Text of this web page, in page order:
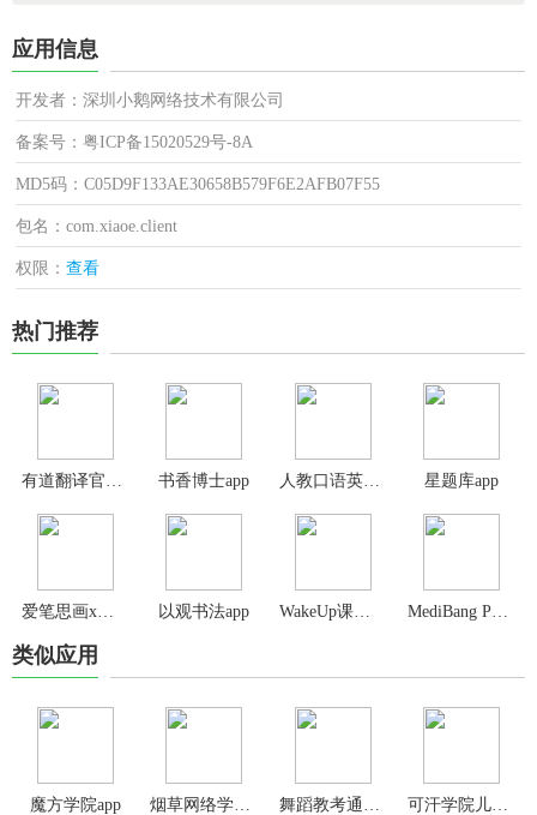
应用信息
开发者：深圳小鹅网络技术有限公司
备案号：粤ICP备15020529号-8A
MD5码：C05D9F133AE30658B579F6E2AFB07F55
包名：com.xiaoe.client
权限：查看
热门推荐
书香博士app 人教口语英语app 星题库app
爱笔思画x官方正版 以观书法app WakeUp课程表app
类似应用
魔方学院app